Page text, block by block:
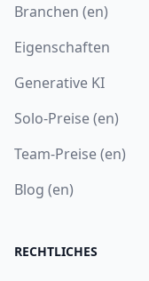
Branchen (en)
Eigenschaften
Generative KI
Solo-Preise (en)
Team-Preise (en)
Blog (en)
RECHTLICHES